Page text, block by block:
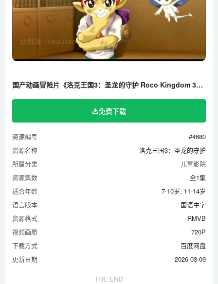
国产动画冒险片《洛克王国3：圣龙的守护 Roco Kingdom 3》全1集 国语中字 720P/RMVB/990M 百度云网盘下载
免费下载
资源编号
#4680
资源名称
洛克王国3：圣龙的守护
所属分类
儿童影院
资源集数
全1集
适合年龄
7-10岁, 11-14岁
语言版本
国语中字
资源格式
RMVB
视频画质
720P
下载方式
百度网盘
更新日期
2026-03-09
THE END